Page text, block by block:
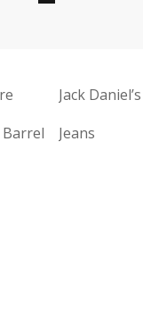
Jack
Barrel Jeans